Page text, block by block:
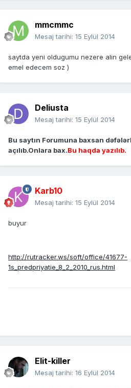
mmcmmc
Mesaj tarihi: 15 Eylül 2014
saytda yeni oldugumu nezere alin
emel edecem soz )
Deliusta
Mesaj tarihi: 15 Eylül 2014
Bu saytın Forumuna baxsan
açılıb.Onlara bax.Bu haqda yazılıb.
Karb10
Mesaj tarihi: 15 Eylül 2014
buyur
http://rutracker.ws/soft/office/41677-
1s_predpriyatie_8_2_2010_rus.html
Elit-killer
Mesaj tarihi: 16 Eylül 2014